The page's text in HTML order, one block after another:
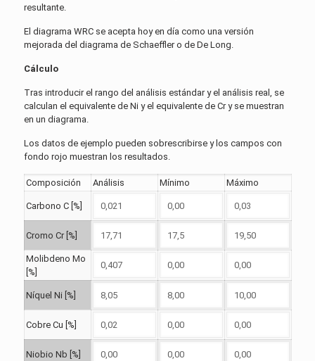
resultante.
El diagrama WRC se acepta hoy en día como una versión
mejorada del diagrama de Schaeffler o de De Long.
Cálculo
Tras introducir el rango del análisis estándar y el análisis real, se
calculan el equivalente de Ni y el equivalente de Cr y se muestran
en un diagrama.
Los datos de ejemplo pueden sobrescribirse y los campos con
fondo rojo muestran los resultados.
Composición Análisis Mínimo Máximo
Carbono C [%]
Cromo Cr [%]
Molibdeno Mo
[%]
Níquel Ni [%]
Cobre Cu [%]
Niobio Nb [%]